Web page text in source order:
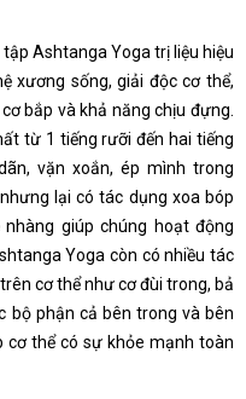
Ashtanga Yoga trị liệu hiệu
xương sống, giải độc cơ thể,
bắp và khả năng chịu đựng.
từ 1 tiếng rưỡi đến hai tiếng
vặn xoắn, ép mình trong
lại có tác dụng xoa bóp
giúp chúng hoạt động
Yoga còn có nhiều tác
cơ thể như cơ đùi trong, bả
bộ phận cả bên trong và bên
cơ thể có sự khỏe mạnh toàn